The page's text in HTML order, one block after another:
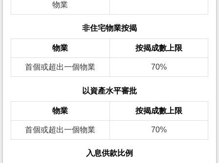
物業
非住宅物業按揭
物業 按揭成數上限
首個或超出一個物業 70%
以資產水平審批
物業 按揭成數上限
首個或超出一個物業 70%
入息供款比例